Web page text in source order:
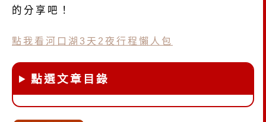
的分享吧！
點我看河口湖3天2夜行程懶人包
點選文章目錄